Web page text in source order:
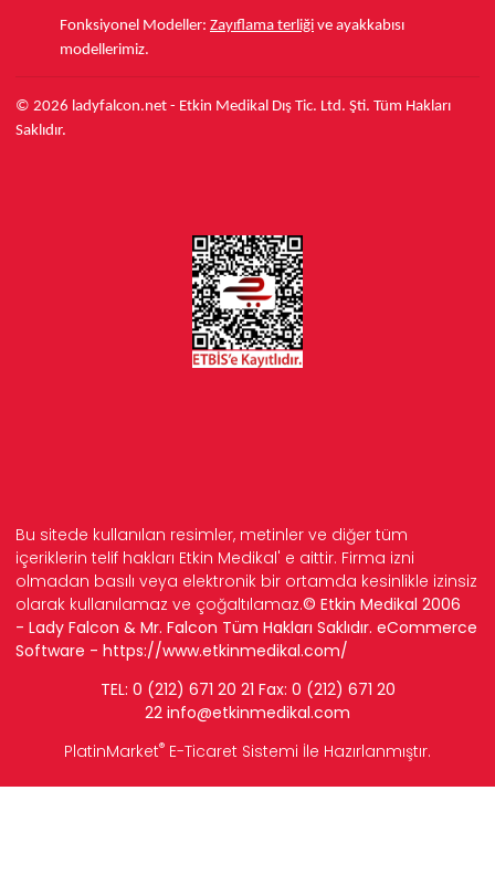
Fonksiyonel Modeller: Zayıflama terliği ve ayakkabısı
modellerimiz.
© 2026 ladyfalcon.net - Etkin Medikal Dış Tic. Ltd. Şti. Tüm Hakları
Saklıdır.
Bu sitede kullanılan resimler, metinler ve diğer tüm
içeriklerin telif hakları Etkin Medikal' e aittir. Firma izni
olmadan basılı veya elektronik bir ortamda kesinlikle izinsiz
olarak kullanılamaz ve çoğaltılamaz.© Etkin Medikal 2006
- Lady Falcon & Mr. Falcon Tüm Hakları Saklıdır. eCommerce
Software - https://www.etkinmedikal.com/
TEL: 0 (212) 671 20 21 Fax: 0 (212) 671 20
22 info@etkinmedikal.com
PlatinMarket® E-Ticaret Sistemi İle Hazırlanmıştır.